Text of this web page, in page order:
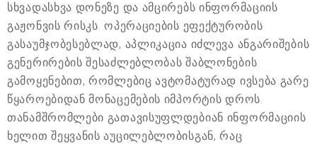
სხვადასხვა დონეზე და ამცირებს ინფორმაციის
გაჟონვის რისკს. ოპერაციების ეფექტურობის
გასაუმჯობესებლად, აპლიკაცია იძლევა ანგარიშების
გენერირების შესაძლებლობას შაბლონების
გამოყენებით, რომლებიც ავტომატურად ივსება გარე
წყაროებიდან მონაცემების იმპორტის დროს.
თანამშრომლები გათავისუფლდებიან ინფორმაციის
ხელით შეყვანის აუცილებლობისგან, რაც